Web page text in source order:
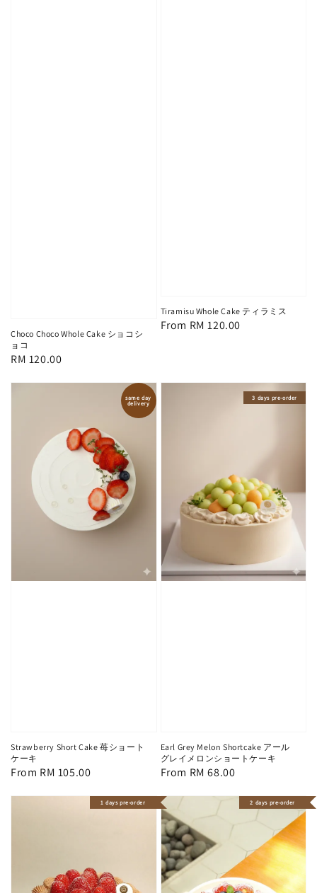
Choco Choco Whole Cake ショコシ
ョコ
Regular
RM 120.00
Tiramisu Whole Cake ティラミス
Regular
From RM 120.00
same day
delivery
Strawberry Short Cake 苺ショート
ケーキ
Regular
From RM 105.00
3 days pre-order
Earl Grey Melon Shortcake アール
グレイメロンショートケーキ
Regular
From RM 68.00
1 days pre-order 2 days pre-order